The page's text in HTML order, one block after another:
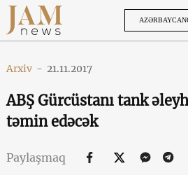
Arxiv - 21.11.2017
ABŞ Gürcüstanı tank
təmin edəcək
Paylaşmaq